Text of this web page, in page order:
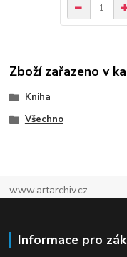
Zboží zařazeno v
Kniha
Všechno
www.artarchiv.cz
Informace pro